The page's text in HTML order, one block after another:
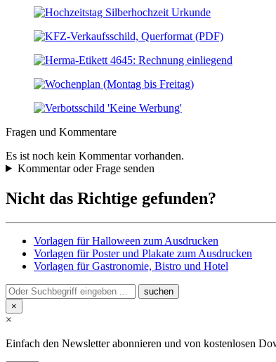
Fragen und Kommentare
Es ist noch kein Kommentar vorhanden.
Kommentar oder Frage senden
Nicht das Richtige gefunden?
Vorlagen für Halloween zum Ausdrucken
Vorlagen für Poster und Plakate zum Ausdrucken
Vorlagen für Gastronomie, Bistro und Hotel
×
×
Einfach den Newsletter abonnieren und von kostenlosen